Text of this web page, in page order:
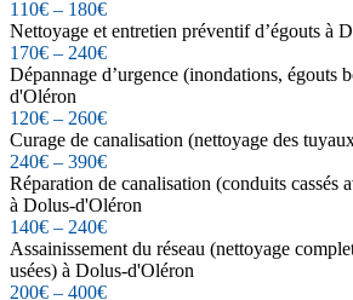
110€ – 180€
Nettoyage et entretien préventif d’égouts à
170€ – 240€
Dépannage d’urgence (inondations,
d'Oléron
120€ – 260€
Curage de canalisation (nettoyage des
240€ – 390€
Réparation de canalisation (conduits cassés
à Dolus-d'Oléron
140€ – 240€
Assainissement du réseau (nettoyage
usées) à Dolus-d'Oléron
200€ – 400€